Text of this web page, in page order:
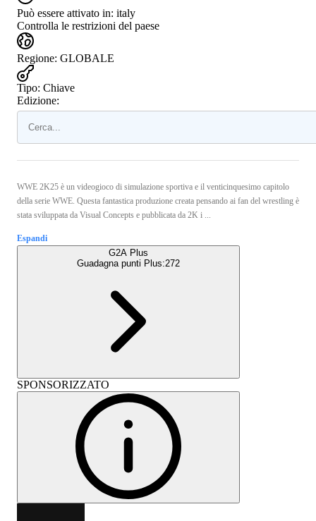
Può essere attivato in: italy
Controlla le restrizioni del paese
Regione: GLOBALE
Tipo: Chiave
Edizione:
WWE 2K25 è un videogioco di simulazione sportiva e il venticinquesimo capitolo
della serie WWE. Questa fantastica produzione creata pensando ai fan del wrestling è
stata sviluppata da Visual Concepts e pubblicata da 2K i ...
Espandi
G2A Plus
Guadagna punti Plus:272
SPONSORIZZATO